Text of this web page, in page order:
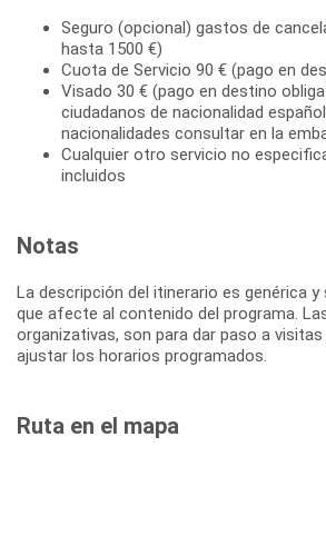
Seguro (opcional) gastos de
hasta 1500 €)
Cuota de Servicio 90 € (pago en
Visado 30 € (pago en destino
ciudadanos de nacionalidad
nacionalidades consultar en la
Cualquier otro servicio no
incluidos
Notas
La descripción del itinerario es genérica
que afecte al contenido del programa.
organizativas, son para dar paso a
ajustar los horarios programados.
Ruta en el mapa